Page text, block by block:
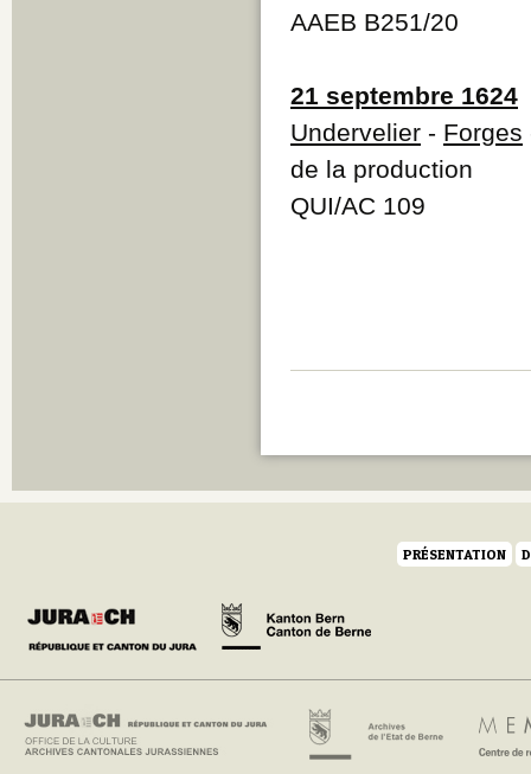
AAEB B251/20
21 septembre 1624
Undervelier - Forges
de la production
QUI/AC 109
PRÉSENTATION